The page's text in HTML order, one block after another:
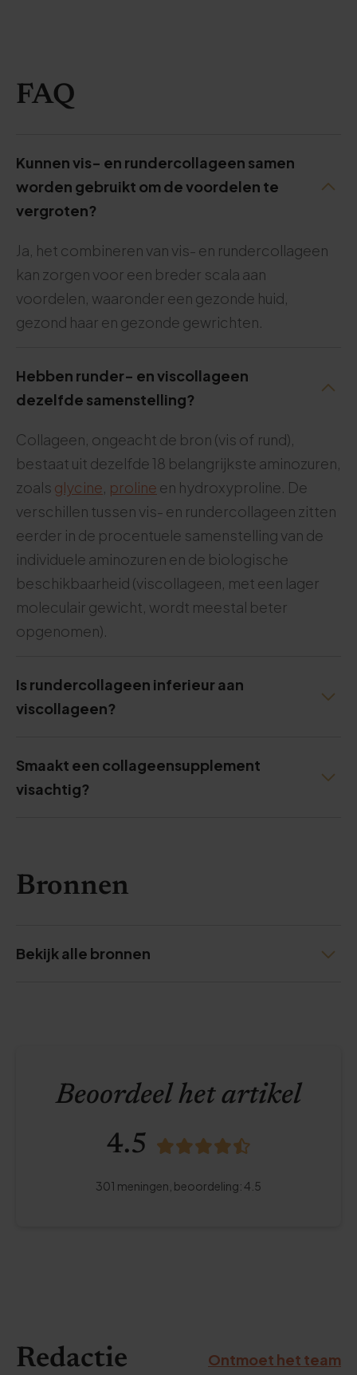
FAQ
Kunnen vis- en rundercollageen samen
worden gebruikt om de voordelen te
vergroten?
Ja, het combineren van vis- en rundercollageen
kan zorgen voor een breder scala aan
voordelen, waaronder een gezonde huid,
gezond haar en gezonde gewrichten.
Hebben runder- en viscollageen
dezelfde samenstelling?
Collageen, ongeacht de bron (vis of rund),
bestaat uit dezelfde 18 belangrijkste aminozuren,
zoals glycine, proline en hydroxyproline. De
verschillen tussen vis- en rundercollageen zitten
eerder in de procentuele samenstelling van de
individuele aminozuren en de biologische
beschikbaarheid (viscollageen, met een lager
moleculair gewicht, wordt meestal beter
opgenomen).
Is rundercollageen inferieur aan
viscollageen?
Smaakt een collageensupplement
visachtig?
Bronnen
Bekijk alle bronnen
Beoordeel het artikel
4.5
301 meningen, beoordeling:4.5
Redactie Ontmoet het team